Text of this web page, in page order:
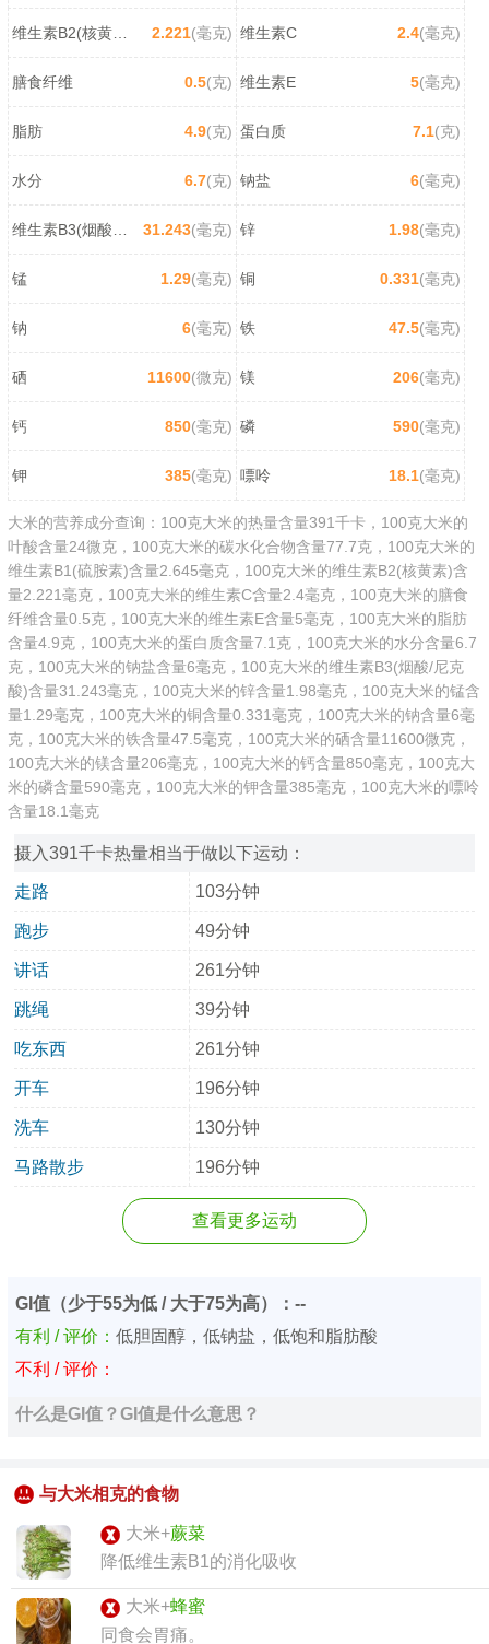
维生素B2(核黄素) 2.221(毫克) 维生素C 2.4(毫克)
膳食纤维 0.5(克) 维生素E 5(毫克)
脂肪 4.9(克) 蛋白质 7.1(克)
水分 6.7(克) 钠盐 6(毫克)
31.243(毫克) 锌 1.98(毫克)
锰 1.29(毫克) 铜 0.331(毫克)
钠 6(毫克) 铁 47.5(毫克)
硒 11600(微克) 镁 206(毫克)
钙 850(毫克) 磷 590(毫克)
钾 385(毫克) 嘌呤 18.1(毫克)
大米的营养成分查询：100克大米的热量含量391千卡，100克大米的
叶酸含量24微克，100克大米的碳水化合物含量77.7克，100克大米的
维生素B1(硫胺素)含量2.645毫克，100克大米的维生素B2(核黄素)含
量2.221毫克，100克大米的维生素C含量2.4毫克，100克大米的膳食
纤维含量0.5克，100克大米的维生素E含量5毫克，100克大米的脂肪
含量4.9克，100克大米的蛋白质含量7.1克，100克大米的水分含量6.7
克，100克大米的钠盐含量6毫克，100克大米的维生素B3(烟酸/尼克
酸)含量31.243毫克，100克大米的锌含量1.98毫克，100克大米的锰含
量1.29毫克，100克大米的铜含量0.331毫克，100克大米的钠含量6毫
克，100克大米的铁含量47.5毫克，100克大米的硒含量11600微克，
100克大米的镁含量206毫克，100克大米的钙含量850毫克，100克大
米的磷含量590毫克，100克大米的钾含量385毫克，100克大米的嘌呤
含量18.1毫克
摄入391千卡热量相当于做以下运动：
走路 103分钟
跑步 49分钟
讲话 261分钟
跳绳 39分钟
吃东西 261分钟
开车 196分钟
洗车 130分钟
马路散步 196分钟
查看更多运动
GI值（少于55为低 / 大于75为高）：--
有利 / 评价： 低胆固醇，低钠盐，低饱和脂肪酸
不利 / 评价：
什么是GI值？GI值是什么意思？
与大米相克的食物
大米+蕨菜
降低维生素B1的消化吸收
大米+蜂蜜
同食会胃痛。